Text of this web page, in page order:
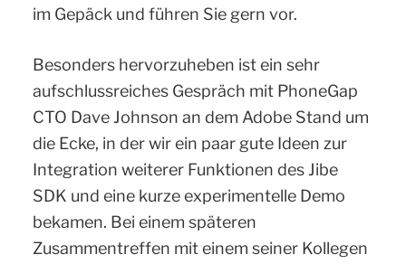
im Gepäck und führen Sie gern vor.
Besonders hervorzuheben ist ein sehr
aufschlussreiches Gespräch mit PhoneGap
CTO Dave Johnson an dem Adobe Stand um
die Ecke, in der wir ein paar gute Ideen zur
Integration weiterer Funktionen des Jibe
SDK und eine kurze experimentelle Demo
bekamen. Bei einem späteren
Zusammentreffen mit einem seiner Kollegen